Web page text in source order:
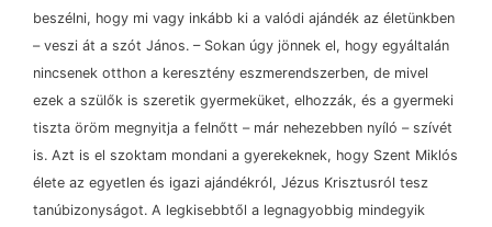
beszélni, hogy mi vagy inkább ki a valódi ajándék az életünkben
–veszi át a szót János. –Sokan úgy jönnek el, hogy egyáltalán
nincsenek otthon a keresztény eszmerendszerben, de mivel
ezek a szülők is szeretik gyermeküket, elhozzák, és a gyermeki
tiszta öröm megnyitja a felnőtt –már nehezebben nyíló –szívét
is. Azt is el szoktam mondani a gyerekeknek, hogy Szent Miklós
élete az egyetlen és igazi ajándékról, Jézus Krisztusról tesz
tanúbizonyságot. A legkisebbtől a legnagyobbig mindegyik